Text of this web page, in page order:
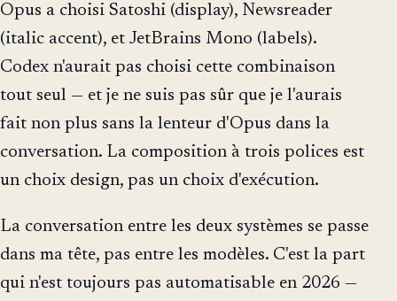
Opus a choisi Satoshi (display), Newsreader
(italic accent), et JetBrains Mono (labels).
Codex n'aurait pas choisi cette combinaison
tout seul — et je ne suis pas sûr que je l'aurais
fait non plus sans la lenteur d'Opus dans la
conversation. La composition à trois polices est
un choix design, pas un choix d'exécution.
La conversation entre les deux systèmes se passe
dans ma tête, pas entre les modèles. C'est la part
qui n'est toujours pas automatisable en 2026 —